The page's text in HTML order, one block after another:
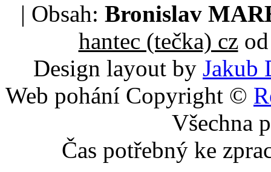
| Obsah: Bronislav
hantec (tečka) czod
Design layout by Jakub
Web pohání Copyright ©
Všechna
Čas potřebný ke